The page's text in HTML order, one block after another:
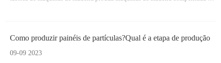
Como produzir painéis de partículas?Qual é a etapa de produção
09-09 2023